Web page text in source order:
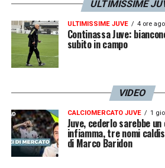
ULTIMISSIME
ULTIMISSIME JUVE 4 ore ago
Continassa Juve:
subito in campo
VIDEO
CALCIOMERCATO JUVE 1
Juve, cederlo sarebbe
infiamma, tre nomi
di Marco Baridon